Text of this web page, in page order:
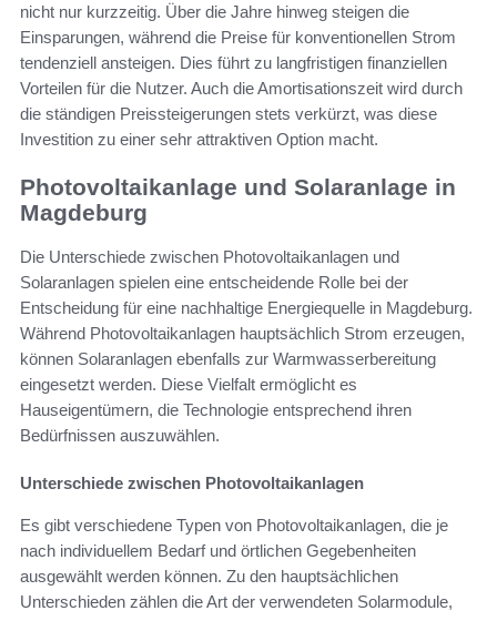
nicht nur kurzzeitig. Über die Jahre hinweg steigen die
Einsparungen, während die Preise für konventionellen Strom
tendenziell ansteigen. Dies führt zu langfristigen finanziellen
Vorteilen für die Nutzer. Auch die Amortisationszeit wird durch
die ständigen Preissteigerungen stets verkürzt, was diese
Investition zu einer sehr attraktiven Option macht.
Photovoltaikanlage und Solaranlage in
Magdeburg
Die Unterschiede zwischen Photovoltaikanlagen und
Solaranlagen spielen eine entscheidende Rolle bei der
Entscheidung für eine nachhaltige Energiequelle in Magdeburg.
Während Photovoltaikanlagen hauptsächlich Strom erzeugen,
können Solaranlagen ebenfalls zur Warmwasserbereitung
eingesetzt werden. Diese Vielfalt ermöglicht es
Hauseigentümern, die Technologie entsprechend ihren
Bedürfnissen auszuwählen.
Unterschiede zwischen Photovoltaikanlagen
Es gibt verschiedene Typen von Photovoltaikanlagen, die je
nach individuellem Bedarf und örtlichen Gegebenheiten
ausgewählt werden können. Zu den hauptsächlichen
Unterschieden zählen die Art der verwendeten Solarmodule,